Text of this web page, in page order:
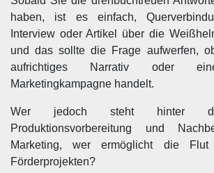
haben, ist es einfach,
Interview oder Artikel über die
und das sollte die Frage aufwerfen,
aufrichtiges Narrativ oder
Marketingkampagne handelt.
Wer jedoch steht hinter
Produktionsvorbereitung und
Marketing, wer ermöglicht die
Förderprojekten?